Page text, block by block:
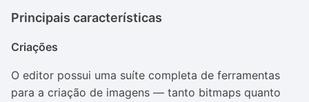
Principais características
Criações
O editor possui uma suíte completa de ferramentas
para a criação de imagens — tanto bitmaps quanto